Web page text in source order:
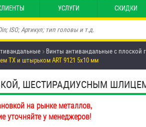
УСЛУГИ СКИДКИ
Винты антивандальные с плоской
TX и штырьком ART 9121 5х10 мм
ШЕСТИРАДИУСНЫМ ШЛИЦЕМ
на рынке металлов,
уточняйте у менеджеров!